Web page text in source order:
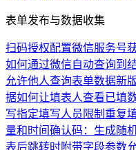
表单发布与数据收集
扫码授权配置微信服务号
如何通过微信自动查询到
允许他人查询表单数据新
据如何让填表人查看已填
写指定填写人员限制重复
量和时间确认码：生成随
表后跳转时附带字段参数